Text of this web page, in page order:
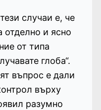
случаи е, че
отделно и ясно
от типа
глоба“.
въпрос е дали
върху
разумно